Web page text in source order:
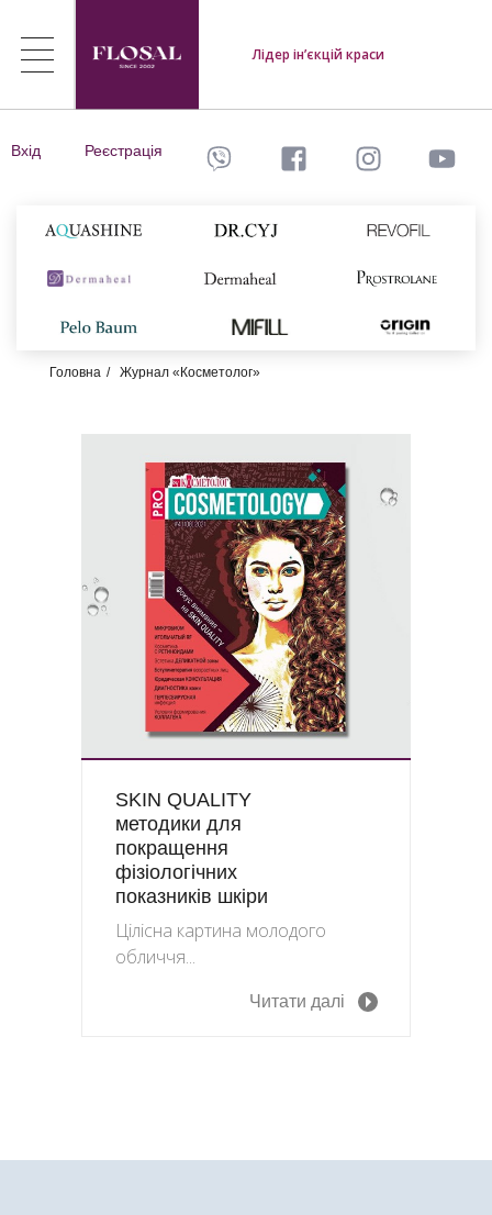
Лідер ін’єкцій краси
Вхід Реєстрація
Головна Журнал «Косметолог»
SKIN QUALITY
методики для
покращення
фізіологічних
показників шкіри
Цілісна картина молодого
обличчя...
Читати далі